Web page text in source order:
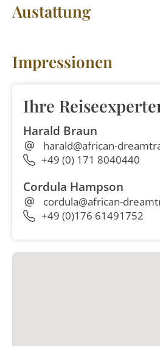
Austattung
Impressionen
Ihre
Harald Braun
harald@african-
+49 (0) 171 8040440
Cordula Hampson
cordula@african-
+49 (0)176 61491752